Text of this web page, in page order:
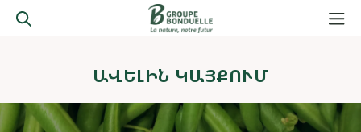
ԱՎԵԼԻՆ ԿԱՅՔՈՒՄ